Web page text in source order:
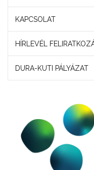
KAPCSOLAT
HÍRLEVÉL
DURA-KUTI PÁLYÁZAT